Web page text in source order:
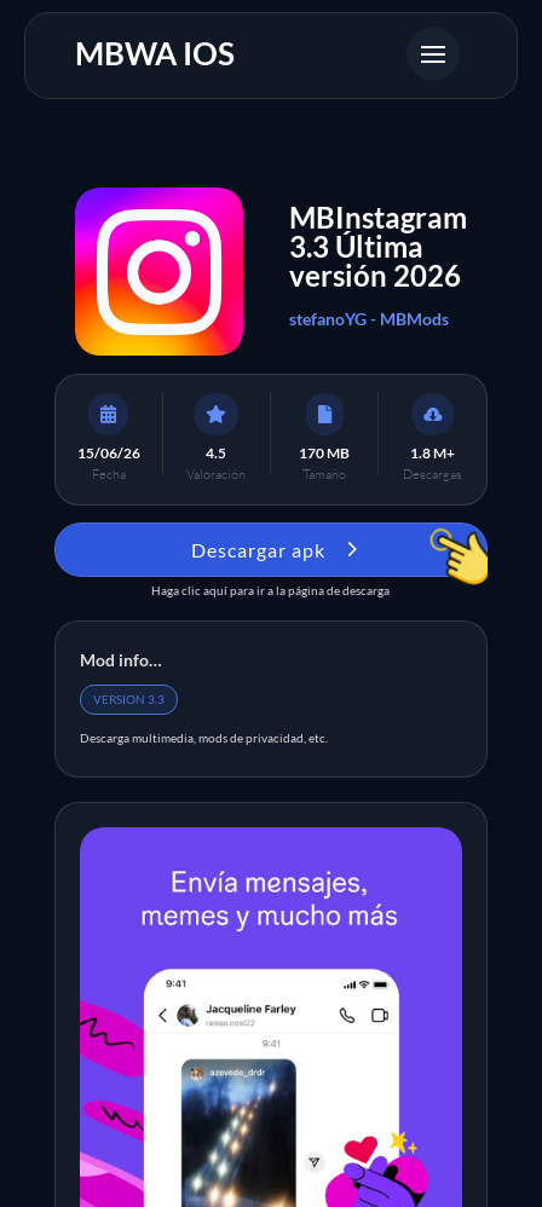
MBWA IOS
MBInstagram
3.3 Última
versión 2026
stefanoYG - MBMods

15/06/26
Fecha

4.5
Valoración

170 MB
Tamaño

1.8 M+
Descargas
Descargar apk
Haga clic aquí para ir a la página de descarga
Mod info…
VERSION 3.3
Descarga multimedia, mods de privacidad, etc.